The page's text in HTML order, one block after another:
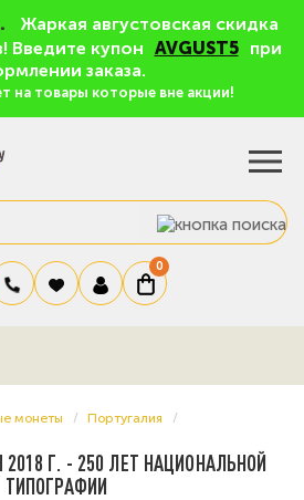
Жаркая августовская скидка
Введите купон AVGUST5
при
заказа.
на товары которые вне акции!
0
монеты Португалия
Г. - 250 ЛЕТ НАЦИОНАЛЬНОЙ
ТИПОГРАФИИ